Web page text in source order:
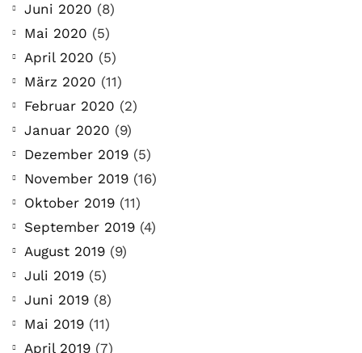
Juni 2020 (8)
Mai 2020 (5)
April 2020 (5)
März 2020 (11)
Februar 2020 (2)
Januar 2020 (9)
Dezember 2019 (5)
November 2019 (16)
Oktober 2019 (11)
September 2019 (4)
August 2019 (9)
Juli 2019 (5)
Juni 2019 (8)
Mai 2019 (11)
April 2019 (7)